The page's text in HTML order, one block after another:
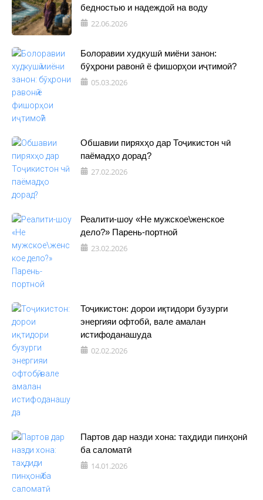
бедностью и надеждой на воду
22.06.2026
Болоравии худкушӣ миёни занон:
бӯҳрони равонӣ ё фишорҳои иҷтимоӣ?
05.03.2026
Обшавии пиряхҳо дар Тоҷикистон чӣ
паёмадҳо дорад?
27.02.2026
Реалити-шоу «Не мужское\женское
дело?» Парень-портной
23.02.2026
Тоҷикистон: дорои иқтидори бузурги
энергияи офтобӣ, вале амалан
истифоданашуда
02.02.2026
Партов дар назди хона: таҳдиди пинҳонӣ
ба саломатӣ
14.01.2026